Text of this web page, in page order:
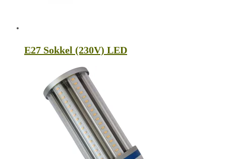
E27 Sokkel (230V) LED